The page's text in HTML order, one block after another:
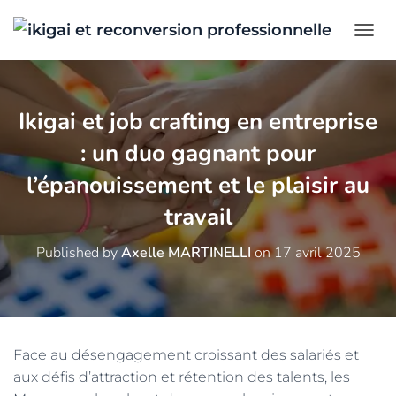
Ikigai et job crafting en entreprise
: un duo gagnant pour
l’épanouissement et le plaisir au
travail
Published byAxelle MARTINELLIon17 avril 2025
Face au désengagement croissant des salariés et
aux défis d’attraction et rétention des talents, les